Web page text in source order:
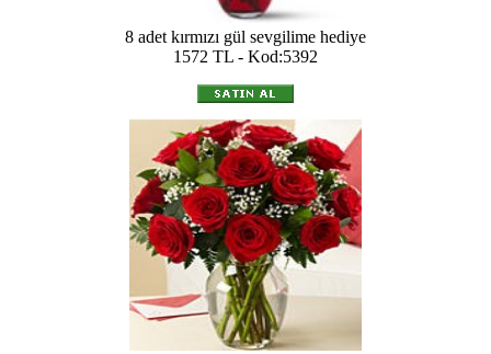
8 adet kırmızı gül sevgilime hediye
1572 TL - Kod:5392